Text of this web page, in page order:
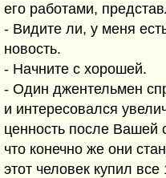
его работами,
- Видите ли, у меня
новость.
- Начните с хорошей.
- Один джентельмен
и интересовался
ценность после Вашей
что конечно же они
этот человек купил